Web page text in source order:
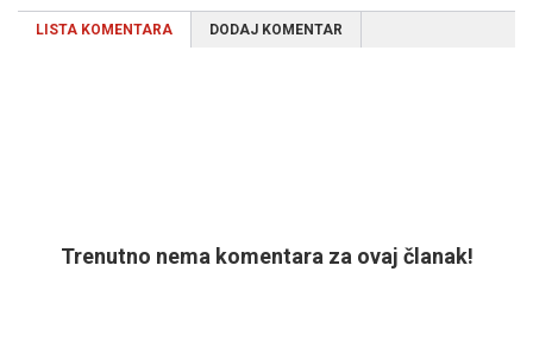
LISTA KOMENTARA DODAJ KOMENTAR
Trenutno nema komentara za ovaj članak!